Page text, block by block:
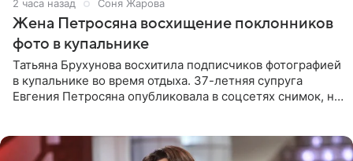
2 часа назад Соня Жарова
Жена Петросяна восхищение поклонников
фото в купальнике
Татьяна Брухунова восхитила подписчиков фотографией
в купальнике во время отдыха. 37-летняя супруга
Евгения Петросяна опубликовала в соцсетях снимок, на